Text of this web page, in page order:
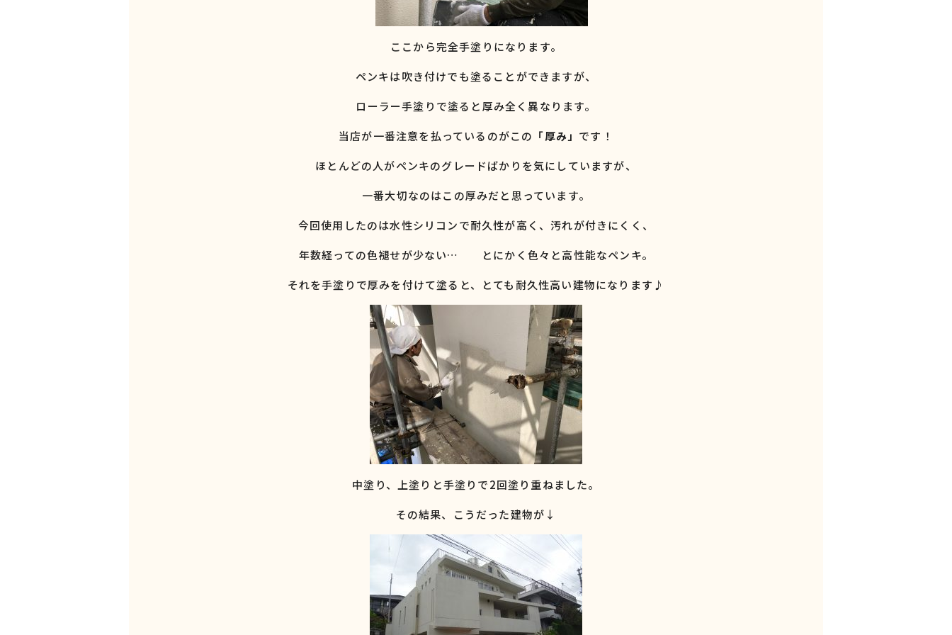
ここから完全手塗りになります。
ペンキは吹き付けでも塗ることができますが、
ローラー手塗りで塗ると厚み全く異なります。
当店が一番注意を払っているのがこの 「厚み」 です！
ほとんどの人がペンキのグレードばかりを気にしていますが、
一番大切なのはこの厚みだと思っています。
今回使用したのは水性シリコンで耐久性が高く、汚れが付きにくく、
年数経っての色褪せが少ない… とにかく色々と高性能なペンキ。
それを手塗りで厚みを付けて塗ると、とても耐久性高い建物になります♪
中塗り、上塗りと手塗りで2回塗り重ねました。
その結果、こうだった建物が↓